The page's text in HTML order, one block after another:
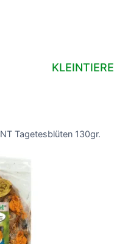
KLEINTIERE
NT Tagetesblüten 130gr.